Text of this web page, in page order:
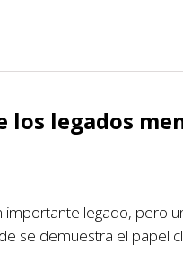
legados
importante legado, pero
se demuestra el papel